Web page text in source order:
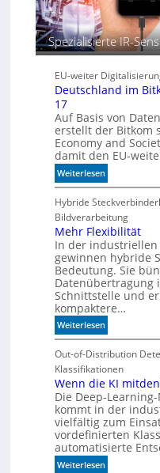
c
h
b
e
s
e
e
M
a
s
c
i
n
e
n
b
e
d
e
u
t
e
n
Spezialisierte IR-
EU-weiter
Deutschland im
17
Auf Basis von
erstellt der Bitkom
Economy and
damit den EU-
Weiterlesen:
D
e
u
t
s
c
h
l
a
n
d
i
m
B
i
t
k
o
m
-
Hybride
Bildverarbeitung
Mehr Flexibilität
In der
gewinnen hybride
Bedeutung. Sie
Datenübertragung
Schnittstelle und
kompaktere…
Weiterlesen:
M
e
h
r
F
e
x
i
b
Out-of-Distribution
Klassifikationen
Wenn die KI
Die Deep-Learning-
kommt in der
vielfältig zum
vordefinierten
automatisierte
Weiterlesen: